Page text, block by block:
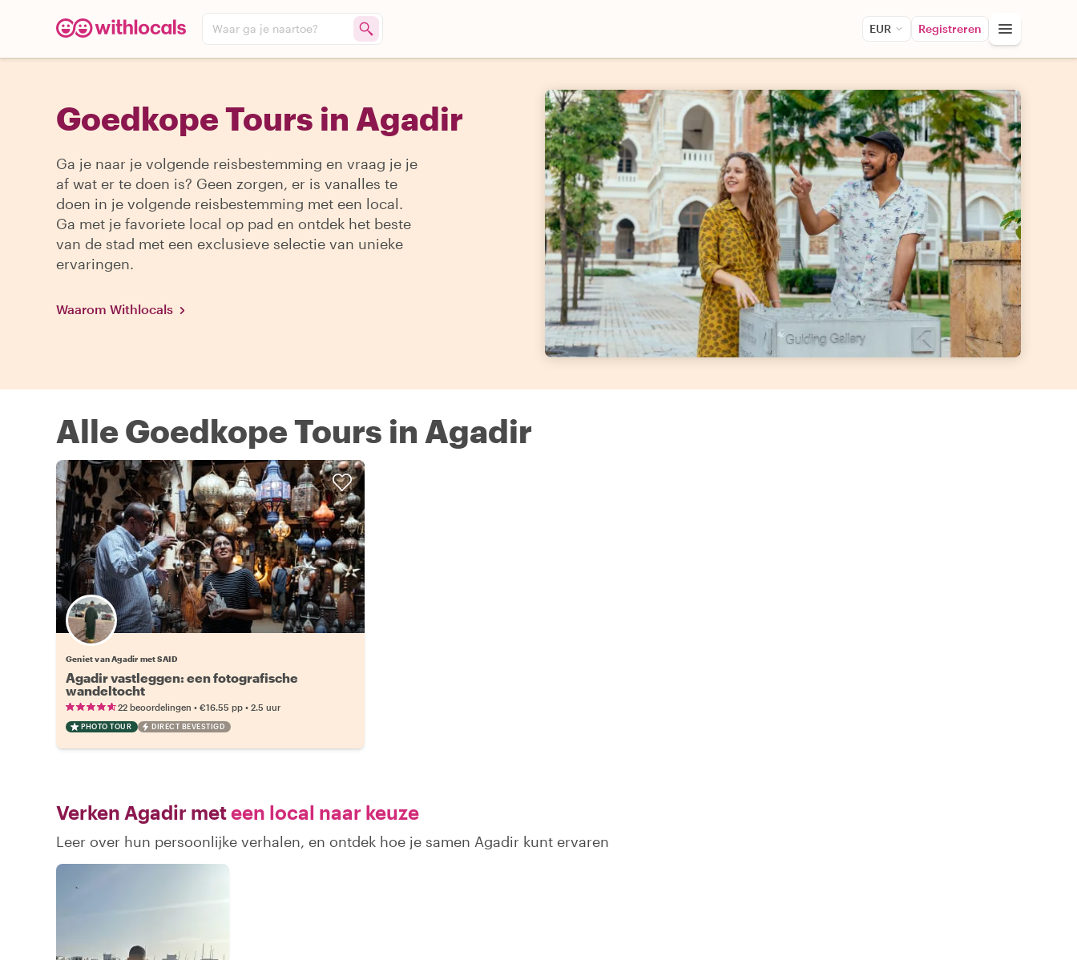
Waar ga je naartoe? EUR Registreren
Goedkope Tours in Agadir
Ga je naar je volgende reisbestemming en vraag je je
af wat er te doen is? Geen zorgen, er is vanalles te
doen in je volgende reisbestemming met een local.
Ga met je favoriete local op pad en ontdek het beste
van de stad met een exclusieve selectie van unieke
ervaringen.
Waarom Withlocals
Alle Goedkope Tours in Agadir
Geniet van Agadir met SAID
Agadir vastleggen: een fotografische
wandeltocht
22 beoordelingen • €16.55 pp • 2.5 uur
PHOTO TOUR DIRECT BEVESTIGD
Verken Agadir meteen local naar keuze
Leer over hun persoonlijke verhalen, en ontdek hoe je samen Agadir kunt ervaren